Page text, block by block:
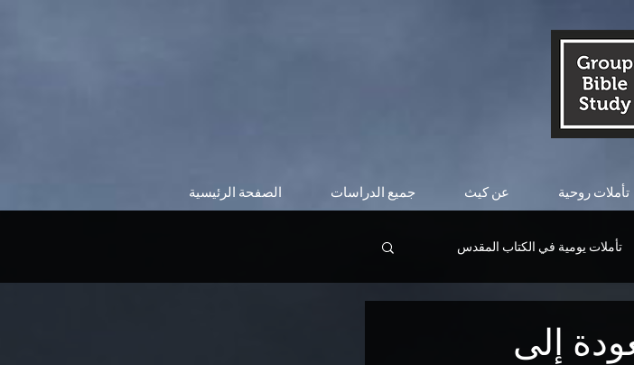
الصفحة الرئيسية جميع الدراسات عن كيث تأملات روحية
تأملات يومية في الكتاب المقدس
إلى